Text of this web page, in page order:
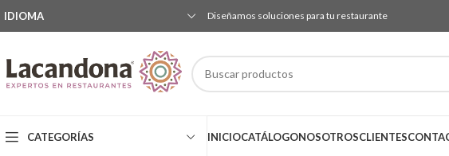
IDIOMA Diseñamos soluciones para tu restaurante
CATEGORÍAS INICIOCATÁLOGONOSOTROSCLIENTES